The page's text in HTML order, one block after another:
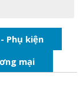
Phụ kiện
mại